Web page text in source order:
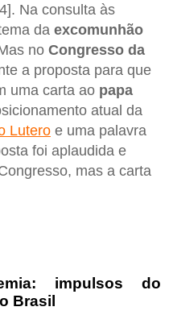
Na consulta às
da excomunhão
no Congresso da
a proposta para que
uma carta ao papa
atual da
Lutero e uma palavra
foi aplaudida e
mas a carta
impulsos do
Brasil